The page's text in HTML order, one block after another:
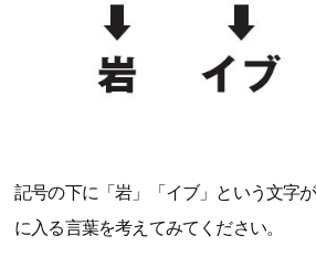
記号の下に「岩」「イブ」という文字
に入る言葉を考えてみてください。